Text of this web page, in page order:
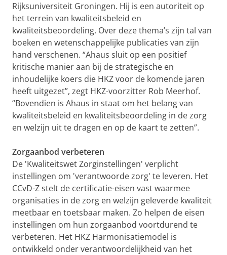
Rijksuniversiteit Groningen. Hij is een autoriteit op
het terrein van kwaliteitsbeleid en
kwaliteitsbeoordeling. Over deze thema’s zijn tal van
boeken en wetenschappelijke publicaties van zijn
hand verschenen. “Ahaus sluit op een positief
kritische manier aan bij de strategische en
inhoudelijke koers die HKZ voor de komende jaren
heeft uitgezet”, zegt HKZ-voorzitter Rob Meerhof.
“Bovendien is Ahaus in staat om het belang van
kwaliteitsbeleid en kwaliteitsbeoordeling in de zorg
en welzijn uit te dragen en op de kaart te zetten”.
Zorgaanbod verbeteren
De 'Kwaliteitswet Zorginstellingen' verplicht
instellingen om 'verantwoorde zorg' te leveren. Het
CCvD-Z stelt de certificatie-eisen vast waarmee
organisaties in de zorg en welzijn geleverde kwaliteit
meetbaar en toetsbaar maken. Zo helpen de eisen
instellingen om hun zorgaanbod voortdurend te
verbeteren. Het HKZ Harmonisatiemodel is
ontwikkeld onder verantwoordelijkheid van het